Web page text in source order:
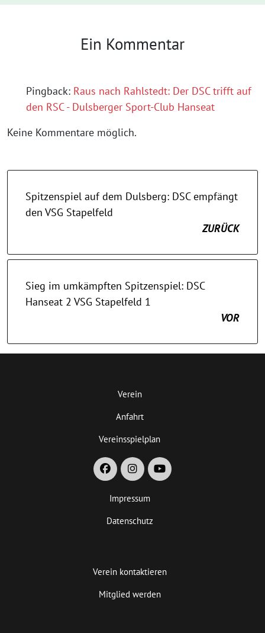
Ein Kommentar
Pingback: Raus nach Rahlstedt: Der DSC trifft auf
den RSC - Dulsberger Sport-Club Hanseat
Keine Kommentare möglich.
Spitzenspiel auf dem Dulsberg: DSC empfängt
den VSG Stapelfeld
ZURÜCK
Sieg im umkämpften Spitzenspiel: DSC
Hanseat 2 VSG Stapelfeld 1
VOR
Verein
Anfahrt
Vereinsspielplan
Impressum
Datenschutz
Verein kontaktieren
Mitglied werden